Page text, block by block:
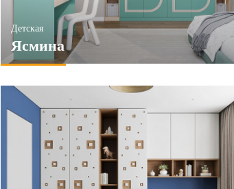
Детская
Ясмина